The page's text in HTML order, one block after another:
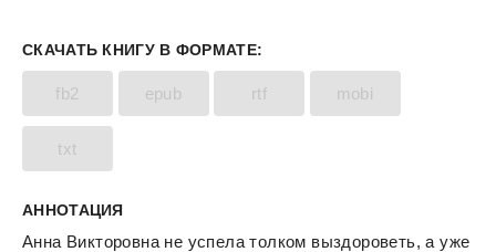
СКАЧАТЬ КНИГУ В ФОРМАТЕ:
fb2 epub rtf mobi
txt
АННОТАЦИЯ
Анна Викторовна не успела толком выздороветь, а уже